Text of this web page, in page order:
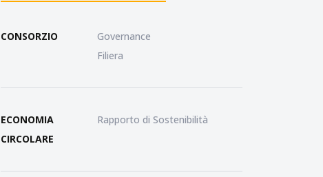
CONSORZIO
Governance
Filiera
ECONOMIA
CIRCOLARE
Rapporto di Sostenibilità